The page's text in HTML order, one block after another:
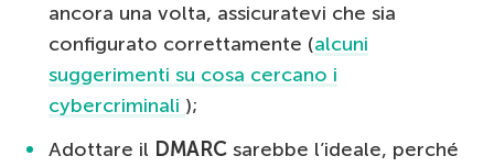
ancora una volta, assicuratevi che sia
configurato correttamente (alcuni
suggerimenti su cosa cercano i
cybercriminali );
Adottare il DMARC sarebbe l’ideale, perché